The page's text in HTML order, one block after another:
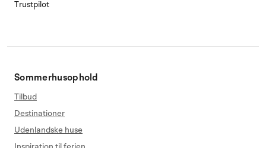
Trustpilot
Sommerhusophold
Tilbud
Destinationer
Udenlandske huse